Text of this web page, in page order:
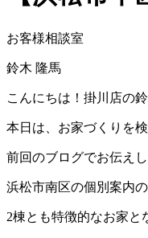
お客様相談室
鈴木 隆馬
こんにちは！掛川店の鈴
本日は、お家づくりを
前回のブログでお伝え
浜松市南区の個別案内
2棟とも特徴的なお家と